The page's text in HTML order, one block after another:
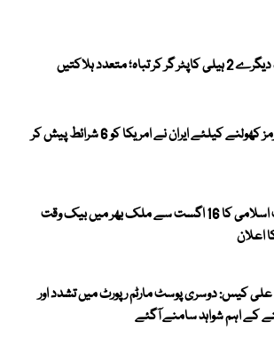
کر تباہ؛ متعدد ہلاکتیں
آبنائے ہرمز کھولنے کیلئے ایران نے امریکا کو 6 شرائط پیش کر
جماعت اسلامی کا 16 اگست سے ملک بھر میں بیک وقت
اعلان
کیس: دوسری پوسٹ مارٹم رپورٹ میں تشدد اور
کے اہم شواہد سامنے آگئے